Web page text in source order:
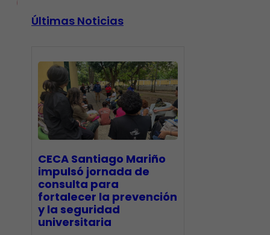
Últimas Noticias
CECA Santiago Mariño
impulsó jornada de
consulta para
fortalecer la prevención
y la seguridad
universitaria